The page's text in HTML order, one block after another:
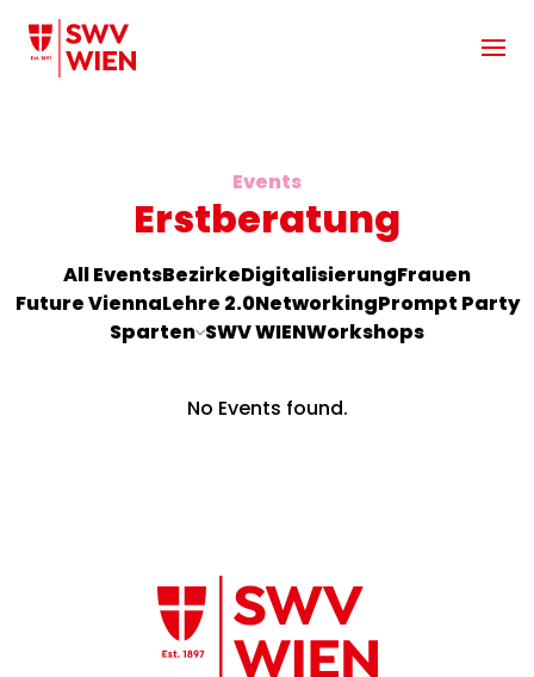
Zum Hauptinhalt springen
Events
Erstberatung
All EventsBezirkeDigitalisierungFrauen
Future ViennaLehre 2.0NetworkingPrompt Party
Sparten SWV WIENWorkshops
No Events found.